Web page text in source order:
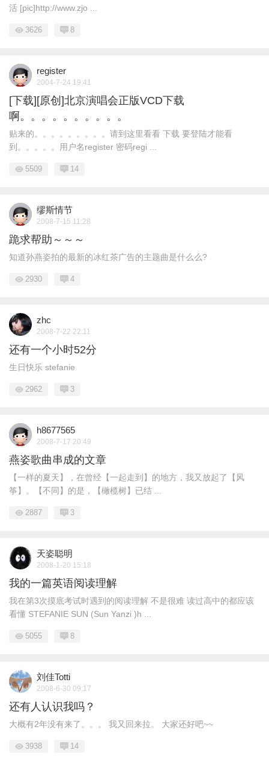
活 [pic]http://www.zjo ...
3626 8
register
2004-7-24 19:41
[下载][原创]北京演唱会正版VCD下载
啊。。。。。。。。。。
贴来的。。。。。。。。。请到这里看看 下载 要登陆才能看
到。。。。。用户名register 密码regi ...
5509 14
缪斯情节
2008-7-15 11:28
跪求帮助～～～
知道孙燕姿拍的最新的冰红茶广告的主题曲是什么么?
2930 4
zhc
2008-7-22 22:11
还有一个小时52分
生日快乐 stefanie
2962 3
h8677565
2008-7-17 20:49
燕姿歌曲串成的文章
【一样的夏天】，在曾经【一起走到】的地方，我又放起了【风
筝】。【不同】的是，【橄榄树】已结 ...
2887 3
天姿聪明
2008-1-20 15:18
我的一篇英语阅读理解
我在第3次摸底考试时遇到的阅读理解 不是很难 读过高中的都应该
看懂 STEFANIE SUN (Sun Yanzi )h ...
5055 8
刘佳Totti
2008-6-30 09:17
还有人认识我吗？
大概有2年没有来了。。。 我又回来拉。 大家还好吧~~
3938 14